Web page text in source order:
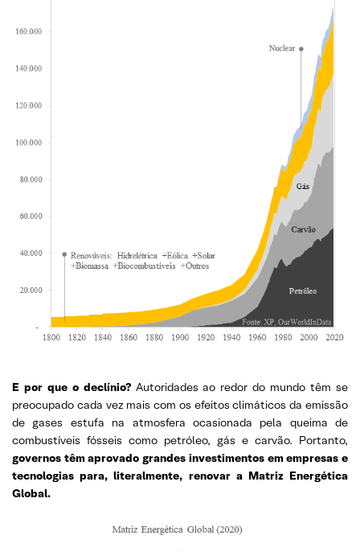
E por que o declínio?Autoridades ao redor do mundo têm se
preocupado cada vez mais com os efeitos climáticos da emissão
de gases estufa na atmosfera ocasionada pela queima de
combustíveis fósseis como petróleo, gás e carvão. Portanto,
governos têm aprovado grandes investimentos em empresas e
tecnologias para, literalmente, renovar a Matriz Energética
Global.